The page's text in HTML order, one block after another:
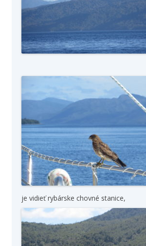
je vidieť rybárske chovné stanice,